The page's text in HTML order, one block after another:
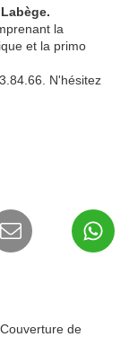
la
et la primo
N'hésitez